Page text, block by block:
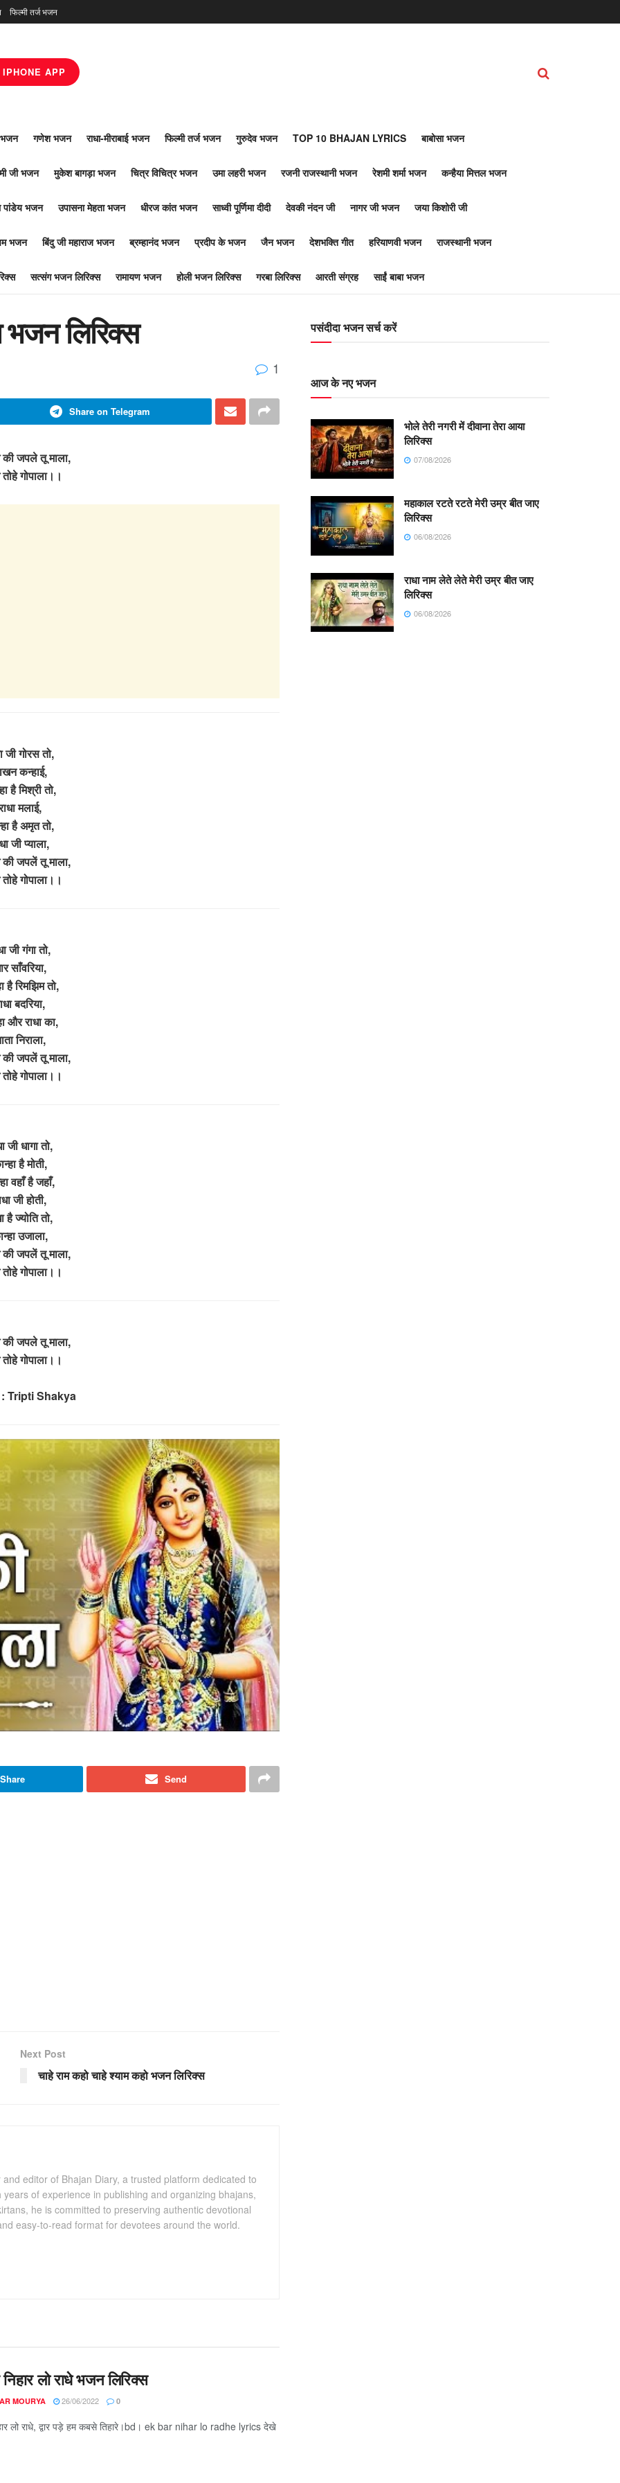
फिल्मी तर्ज भजन
IPHONE APP
भजन गणेश भजन राधा-मीराबाई भजन फिल्मी तर्ज भजन गुरुदेव भजन TOP 10 BHAJAN LYRICS बाबोसा भजन
जी भजन मुकेश बागड़ा भजन चित्र विचित्र भजन उमा लहरी भजन रजनी राजस्थानी भजन रेशमी शर्मा भजन कन्हैया मित्तल भजन
पांडेय भजन उपासना मेहता भजन धीरज कांत भजन साध्वी पूर्णिमा दीदी देवकी नंदन जी नागर जी भजन जया किशोरी जी
भजन बिंदु जी महाराज भजन ब्रम्हानंद भजन प्रदीप के भजन जैन भजन देशभक्ति गीत हरियाणवी भजन राजस्थानी भजन
सत्संग भजन लिरिक्स रामायण भजन होली भजन लिरिक्स गरबा लिरिक्स आरती संग्रह साईं बाबा भजन
भजन लिरिक्स
1
Share on Telegram
की जपले तू माला,
गोपाला।।
जी गोरस तो,
कन्हाई,
है मिश्री तो,
मलाई,
है अमृत तो,
जी प्याला,
की जपलें तू माला,
गोपाला।।
जी गंगा तो,
साँवरिया,
है रिमझिम तो,
बदरिया,
और राधा का,
निराला,
की जपलें तू माला,
गोपाला।।
जी धागा तो,
है मोती,
वहाँ है जहाँ,
जी होती,
है ज्योति तो,
उजाला,
की जपलें तू माला,
गोपाला।।
की जपले तू माला,
गोपाला।।
Tripti Shakya
Share Send
Next Post
चाहे राम कहो चाहे श्याम कहो भजन लिरिक्स
editor of Bhajan Diary, a trusted platform dedicated to
of experience in publishing and organizing bhajans,
he is committed to preserving authentic devotional
easy-to-read format for devotees around the world.
लो राधे भजन लिरिक्स
MOURYA 26/06/2022 0
लो राधे, द्वार पड़े हम कबसे तिहारे।bd। ek bar nihar lo radhe lyrics देखे
पसंदीदा भजन सर्च करें
आज के नए भजन
भोले तेरी नगरी में दीवाना तेरा आया
लिरिक्स
07/08/2026
महाकाल रटते रटते मेरी उम्र बीत जाए
लिरिक्स
06/08/2026
राधा नाम लेते लेते मेरी उम्र बीत जाए
लिरिक्स
06/08/2026